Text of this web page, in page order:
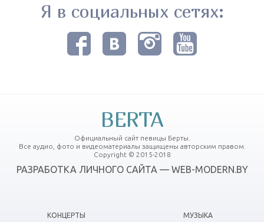
Я в социальных сетях:
BERTA
Официальный сайт певицы Берты.
Все аудио, фото и видеоматериалы защищены авторским правом.
Copyright © 2015-2018
РАЗРАБОТКА ЛИЧНОГО САЙТА — WEB-MODERN.BY
КОНЦЕРТЫ МУЗЫКА